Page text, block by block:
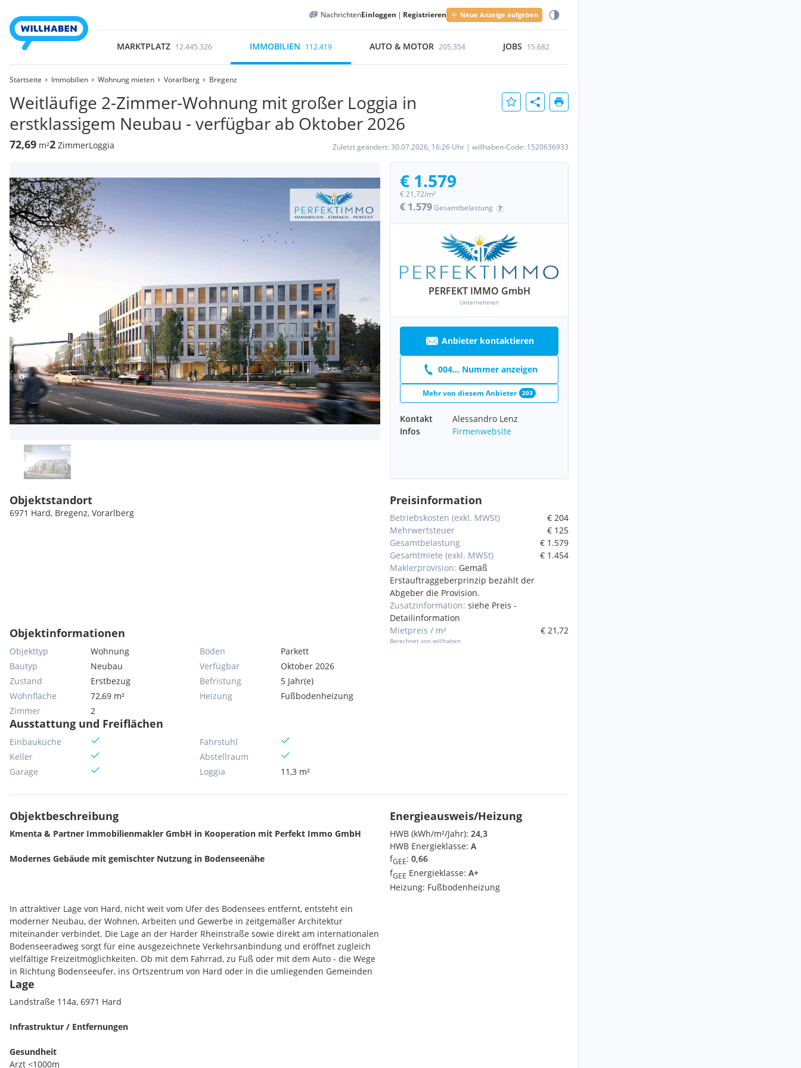
NachrichtenEinloggen | Registrieren Neue Anzeige aufgeben
MARKTPLATZ 12.445.326 IMMOBILIEN 112.419 AUTO & MOTOR 205.354 JOBS 15.682
Startseite Immobilien Wohnung mieten Vorarlberg Bregenz
Weitläufige 2-Zimmer-Wohnung mit großer Loggia in
erstklassigem Neubau - verfügbar ab Oktober 2026
72,69 m²2 ZimmerLoggia Zuletzt geändert: 30.07.2026, 16:26 Uhr | willhaben-Code: 1520636933
€ 1.579
€ 21,72/m²
€ 1.579Gesamtbelastung
PERFEKT IMMO GmbH
Unternehmen
Anbieter kontaktieren
004... Nummer anzeigen
Mehr von diesem Anbieter 203
Kontakt
Alessandro Lenz
Infos
Firmenwebsite
Objektstandort
6971 Hard, Bregenz, Vorarlberg
Objektinformationen
Objekttyp
Wohnung
Bautyp
Neubau
Zustand
Erstbezug
Wohnfläche
72,69 m²
Zimmer
2
Böden
Parkett
Verfügbar
Oktober 2026
Befristung
5 Jahr(e)
Heizung
Fußbodenheizung
Ausstattung und Freiflächen
Einbauküche
Keller
Garage
Fahrstuhl
Abstellraum
Loggia
11,3 m²
Preisinformation
Betriebskosten (exkl. MWSt)
€ 204
Mehrwertsteuer
€ 125
Gesamtbelastung
€ 1.579
Gesamtmiete (exkl. MWSt)
€ 1.454
Maklerprovision: Gemäß
Erstauftraggeberprinzip bezahlt der
Abgeber die Provision.
Zusatzinformation: siehe Preis -
Detailinformation
Mietpreis / m²
Berechnet von willhaben
€ 21,72
Objektbeschreibung
Kmenta & Partner Immobilienmakler GmbH in Kooperation mit Perfekt Immo GmbH
Modernes Gebäude mit gemischter Nutzung in Bodenseenähe
In attraktiver Lage von Hard, nicht weit vom Ufer des Bodensees entfernt, entsteht ein
moderner Neubau, der Wohnen, Arbeiten und Gewerbe in zeitgemäßer Architektur
miteinander verbindet. Die Lage an der Harder Rheinstraße sowie direkt am internationalen
Bodenseeradweg sorgt für eine ausgezeichnete Verkehrsanbindung und eröffnet zugleich
vielfältige Freizeitmöglichkeiten. Ob mit dem Fahrrad, zu Fuß oder mit dem Auto - die Wege
in Richtung Bodenseeufer, ins Ortszentrum von Hard oder in die umliegenden Gemeinden
sind kurz und komfortabel. Diese Kombination aus naturnaher Umgebung, guter
Infrastruktur und moderner Bauweise macht das Projekt zu einem besonders attraktiven
Wohnort für Singles, Paare und Familien.
Der Neubau besteht aus einem architektonisch klar gestalteten Gebäudekomplex mit zwei
Hauptgebäuden, die sich eine gemeinsame Garage teilen. Während eines der Gebäude in
naher Zukunft als Hotel ausgeführt wird, befindet sich im zweiten Baukörper, der bereits in
Lage
Landstraße 114a, 6971 Hard
Infrastruktur / Entfernungen
Gesundheit
Arzt <1000m
Energieausweis/Heizung
HWB (kWh/m²/Jahr): 24,3
HWB Energieklasse: A
fGEE: 0,66
fGEE Energieklasse: A+
Heizung: Fußbodenheizung